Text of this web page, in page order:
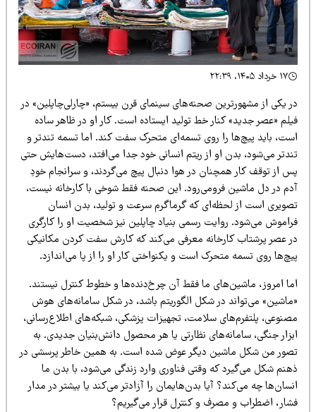
یکی از مشهورترین صحنه‌های سینمای قرن بیستم، «چارلی‌چاپلین» در
«عصر جدید» کنار خط تولید ایستاده است. کار او در ظاهر ساده
باید پیچ‌ها را روی تسمه‌ای متحرک سفت کند. اما تسمه تندتر و
می‌شود، بدن او از ریتم انسانی خود جدا می‌افتد، دست‌هایش حتی
از توقف کار همچنان در هوا دنبال پیچ می‌گردند، و سرانجام خودِ
در دل ماشین فرومی‌رود. این صحنه فقط شوخی با کارخانه نیست،
است از لحظه‌ای که گرماگرم سرعت و تولید، بدن انسان
می‌شود. روایت رسمی بنیاد چاپلین نیز شخصیت او را کارگری
عصر پرشتاب کارخانه معرفی می‌کند که کارش سفت کردن مکانیکی
روی تسمه متحرک است و یکنواختی کار او را از پا می‌اندازد.
امروز، ماشین‌های ما فقط آن چرخ‌دنده‌ها و خطوط کنترل نیستند.
می‌تواند در شکل الگوریتم باشد، در شکل سامانه‌های هوش
پلتفرم‌های سلامت، تجهیزات پزشکی، شبکه‌های اطلاع‌رسانی،
جنگی، سامانه‌های نظارتی یا هر محصول دانش‌بنیان جدیدی. به
من شکل ماشین دیگر عوض شده است. به همین خاطر پرسشی در
شکل می‌گیرد که وقتی فناوری وارد زندگی می‌شود، با بدن ما
چه می‌کند؟ آیا بدن‌هایمان را آزادتر می‌کند یا بیشتر در مدار
اضطراب و مصرف و کنترل قرار می‌گیریم؟